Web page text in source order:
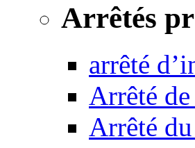
Arrêtés
arrêté
Arrêté
Arrêté